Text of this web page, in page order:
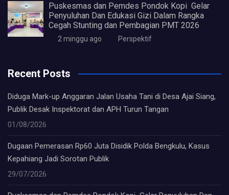
Puskesmas dan Pemdes Pondok Kopi Gelar
Penyuluhan Dan Edukasi Gizi Dalam Rangka
Cegah Stunting dan Pembagian PMT 2026
2 minggu ago Perspektif
Recent Posts
Diduga Mark-up Anggaran Jalan Usaha Tani di Desa Ajai Siang,
Publik Desak Inspektorat dan APH Turun Tangan
01/08/2026
Dugaan Pemerasan Rp60 Juta Disidik Polda Bengkulu, Kasus
Kepahiang Jadi Sorotan Publik
29/07/2026